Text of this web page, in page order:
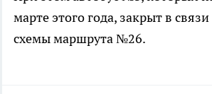
марте этого года, закрыт в
схемы маршрута №26.